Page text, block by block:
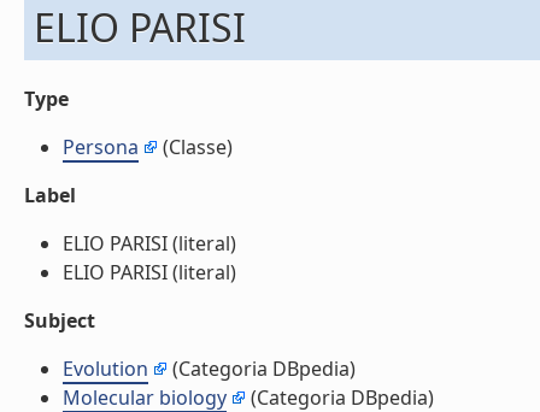
ELIO PARISI
Type
Persona
(Classe)
Label
ELIO PARISI (literal)
ELIO PARISI (literal)
Subject
Evolution
(Categoria DBpedia)
Molecular biology
(Categoria DBpedia)